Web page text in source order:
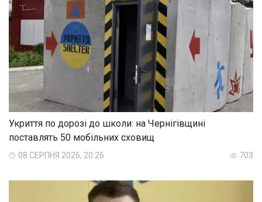
Укриття по дорозі до школи: на Чернігівщині
поставлять 50 мобільних сховищ
08 СЕРПНЯ 2026, 20:26 703